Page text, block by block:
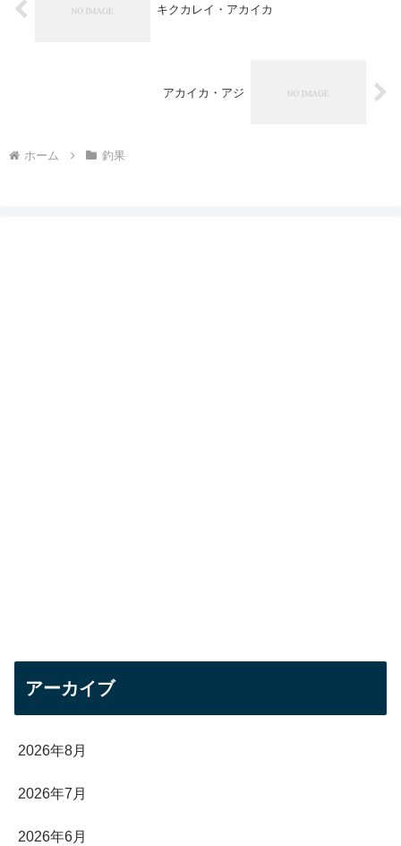
キクカレイ・アカイカ
アカイカ・アジ
ホーム 釣果
アーカイブ
2026年8月
2026年7月
2026年6月